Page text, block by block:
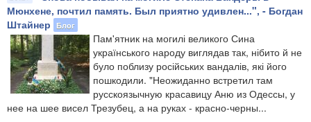
Мюнхене, почтил память. Был приятно удивлен...", - Богдан
Штайнер
Блог
Пам'ятник на могилі великого Сина
українського народу виглядав так, нібито й не
було поблизу російських вандалів, які його
пошкодили. "Неожиданно встретил там
русскоязычную красавицу Аню из Одессы, у
нее на шее висел Трезубец, а на руках - красно-черны...